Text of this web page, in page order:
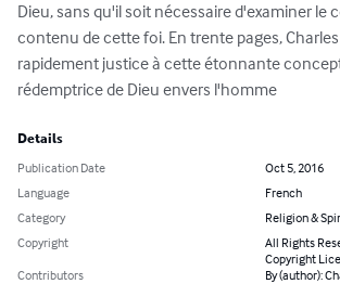
Dieu, sans qu'il soit nécessaire d'examiner le
contenu de cette foi. En trente pages,
rapidement justice à cette étonnante
rédemptrice de Dieu envers l'homme
Details
Publication Date
Oct 5, 2016
Language
French
Category
Religion &
Copyright
All Rights
Copyright
Contributors
By (author):